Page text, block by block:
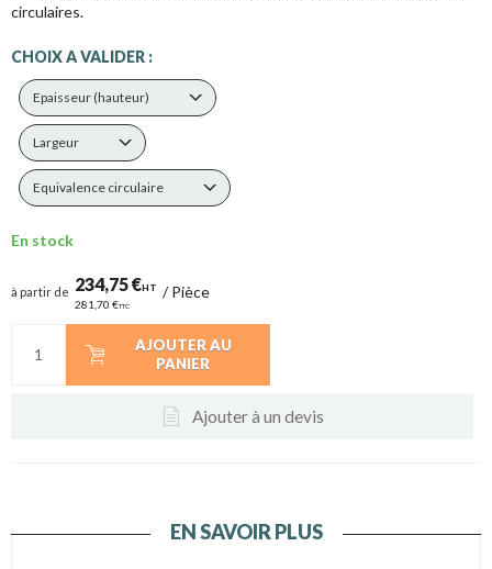
circulaires.
CHOIX A VALIDER :
Epaisseur (hauteur)
Largeur
Equivalence circulaire
En stock
à partir de 234,75 €HT
281,70 €TTC
/Pièce
AJOUTER AU
PANIER
Ajouter à un devis
EN SAVOIR PLUS